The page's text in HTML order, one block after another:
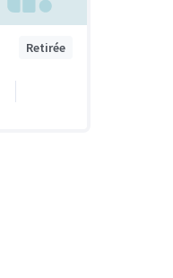
Retirée